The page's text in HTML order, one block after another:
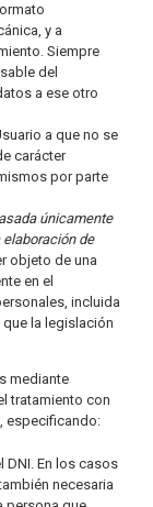
y a
Siempre
del
a ese otro
a que no se
carácter
por parte
únicamente
de
objeto de una
en el
incluida
que la legislación
mediante
tratamiento con
especificando:
DNI. En los casos
necesaria